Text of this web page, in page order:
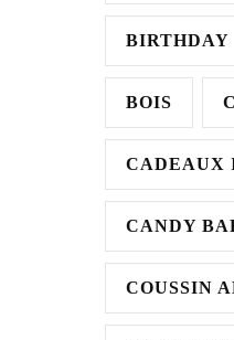
BIRTHDAY
BOIS
CADEAUX
CANDY
COUSSIN